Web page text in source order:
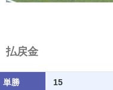
払戻金
単勝 15